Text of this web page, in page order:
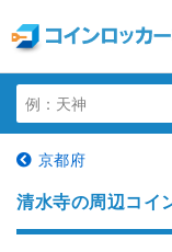
京都府
清水寺の周辺コイ